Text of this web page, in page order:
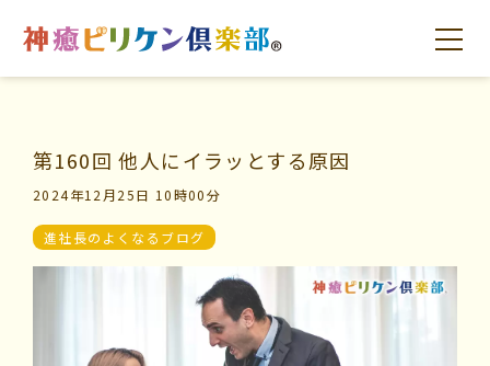
はじめての方へ 交流の場
はじめての方へ
第160回 他人にイラッとする原因
2024年12月25日 10時00分
進社長のよくなるブログ